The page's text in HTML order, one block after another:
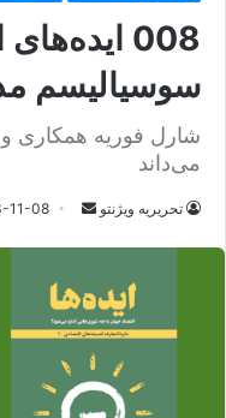
008
سوسیالیسم
شارل فوریه همکاری
می‌داند
تحریریه ویژنتو
ارسال11-08